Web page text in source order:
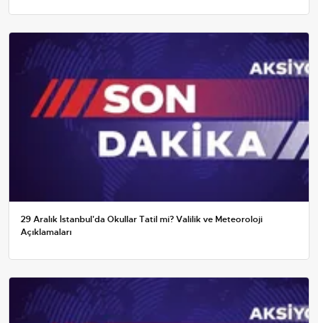
29 Aralık İstanbul'da Okullar Tatil mi? Valilik ve Meteoroloji
Açıklamaları